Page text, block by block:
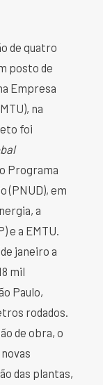
de quatro
posto de
Empresa
na
foi
Programa
(PNUD), em
a
e a EMTU.
janeiro a
mil
Paulo,
rodados.
de obra, o
das plantas,